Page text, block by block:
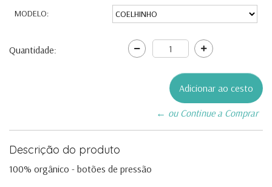
MODELO:
Quantidade:
← ou Continue a Comprar
Descrição do produto
100% orgânico - botões de pressão